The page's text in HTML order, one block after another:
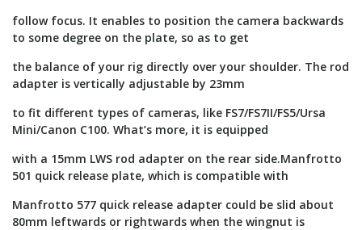
follow focus. It enables to position the camera backwards
to some degree on the plate, so as to get
the balance of your rig directly over your shoulder. The rod
adapter is vertically adjustable by 23mm
to fit different types of cameras, like FS7/FS7II/FS5/Ursa
Mini/Canon C100. What’s more, it is equipped
with a 15mm LWS rod adapter on the rear side.Manfrotto
501 quick release plate, which is compatible with
Manfrotto 577 quick release adapter could be slid about
80mm leftwards or rightwards when the wingnut is